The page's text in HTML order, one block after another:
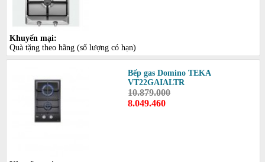
Khuyến mại:
Quà tặng theo hãng (số lượng có hạn)
Bếp gas Domino TEKA
VT22GAIALTR
10.879.000
8.049.460